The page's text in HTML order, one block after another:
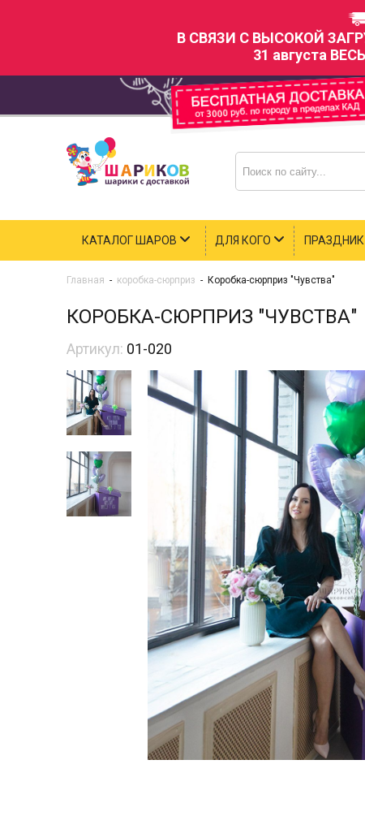
В СВЯЗИ С ВЫСОКОЙ
31 августа
КАТАЛОГ ШАРОВ ДЛЯ КОГО ПРАЗДНИК
Главная - коробка-сюрприз - Коробка-сюрприз "Чувства"
КОРОБКА-СЮРПРИЗ "ЧУВСТВА"
Артикул: 01-020